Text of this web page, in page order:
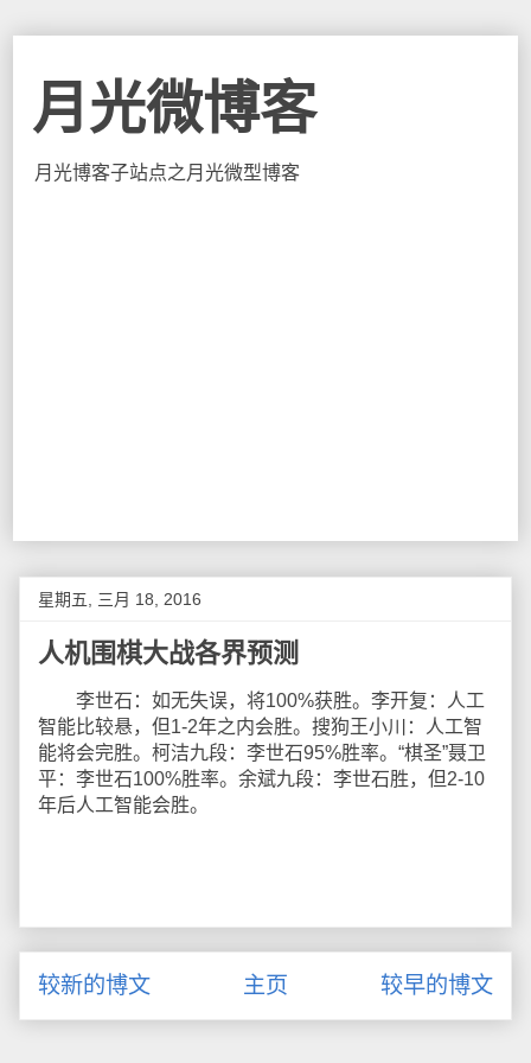
月光微博客
月光博客子站点之月光微型博客
星期五, 三月 18, 2016
人机围棋大战各界预测
李世石：如无失误，将100%获胜。李开复：人工
智能比较悬，但1-2年之内会胜。搜狗王小川：人工智
能将会完胜。柯洁九段：李世石95%胜率。“棋圣”聂卫
平：李世石100%胜率。余斌九段：李世石胜，但2-10
年后人工智能会胜。
较新的博文 较早的博文
主页